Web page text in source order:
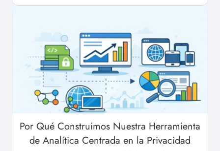
Por Qué Construimos Nuestra Herramienta
de Analítica Centrada en la Privacidad